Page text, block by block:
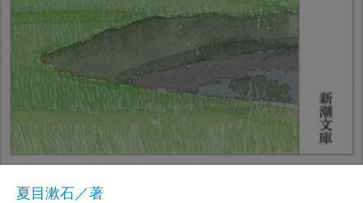
夏目漱石／著